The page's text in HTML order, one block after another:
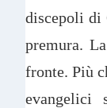
discepoli di
premura.
fronte. Più